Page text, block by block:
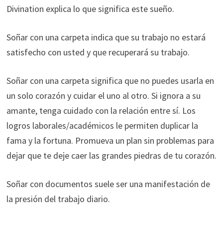
Divination explica lo que significa este sueño.
Soñar con una carpeta indica que su trabajo no estará
satisfecho con usted y que recuperará su trabajo.
Soñar con una carpeta significa que no puedes usarla en
un solo corazón y cuidar el uno al otro. Si ignora a su
amante, tenga cuidado con la relación entre sí. Los
logros laborales/académicos le permiten duplicar la
fama y la fortuna. Promueva un plan sin problemas para
dejar que te deje caer las grandes piedras de tu corazón.
Soñar con documentos suele ser una manifestación de
la presión del trabajo diario.